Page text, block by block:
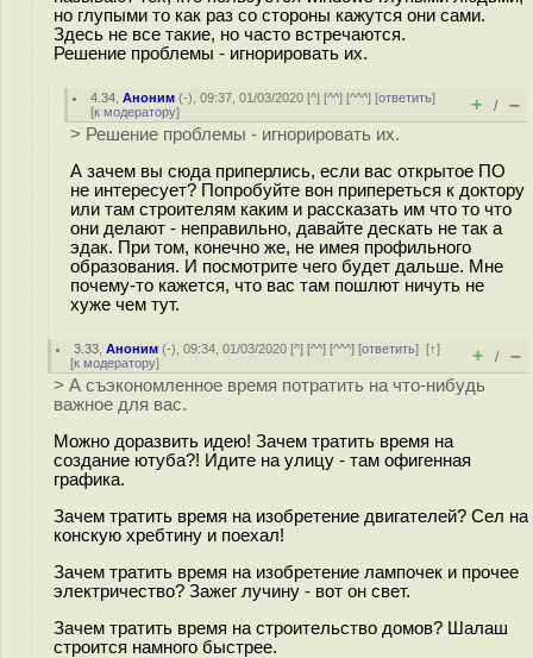
но глупыми то как раз со стороны кажутся они сами.
Здесь не все такие, но часто встречаются.
Решение проблемы - игнорировать их.
4.34 ,Аноним (-), 09:37, 01/03/2020 [^] [^^] [^^^] [ответить]
[к модератору] + / –
> Решение проблемы - игнорировать их.
А зачем вы сюда приперлись, если вас открытое ПО
не интересует? Попробуйте вон припереться к доктору
или там строителям каким и рассказать им что то что
они делают - неправильно, давайте дескать не так а
эдак. При том, конечно же, не имея профильного
образования. И посмотрите чего будет дальше. Мне
почему-то кажется, что вас там пошлют ничуть не
хуже чем тут.
3.33 ,Аноним (-), 09:34, 01/03/2020 [^] [^^] [^^^] [ответить][↑]
[к модератору] + / –
> А съэкономленное время потратить на что-нибудь
важное для вас.
Можно доразвить идею! Зачем тратить время на
создание ютуба?! Идите на улицу - там офигенная
графика.
Зачем тратить время на изобретение двигателей? Сел на
конскую хребтину и поехал!
Зачем тратить время на изобретение лампочек и прочее
электричество? Зажег лучину - вот он свет.
Зачем тратить время на строительство домов? Шалаш
строится намного быстрее.